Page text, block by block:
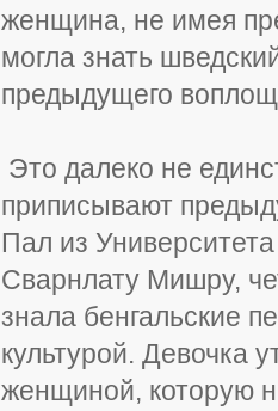
женщина, не имея
могла знать
предыдущего
Это далеко не
приписывают
Пал из
Сварнлату Мишру,
знала бенгальские
культурой. Девочка
женщиной, которую